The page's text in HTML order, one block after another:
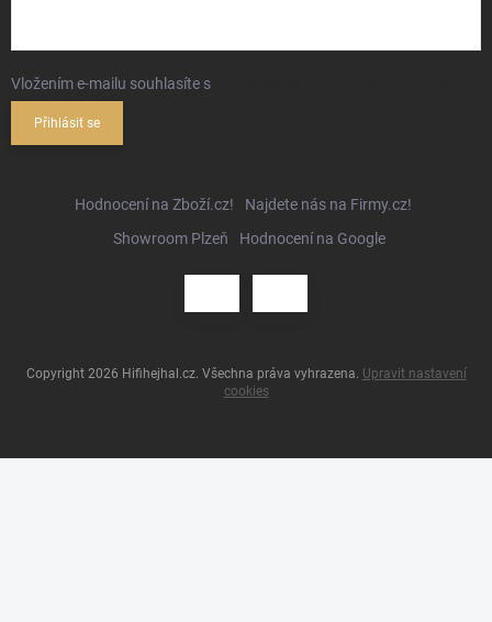
Vložením e-mailu souhlasíte s
Přihlásit se
Hodnocení na Zboží.cz!
Najdete nás na Firmy.cz!
Showroom Plzeň
Hodnocení na Google
Copyright 2026 Hifihejhal.cz. Všechna práva vyhrazena. Upravit nastavení
cookies